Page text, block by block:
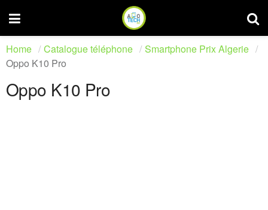
Home Catalogue téléphone
Smartphone Prix Algerie
Oppo K10 Pro
Oppo K10 Pro